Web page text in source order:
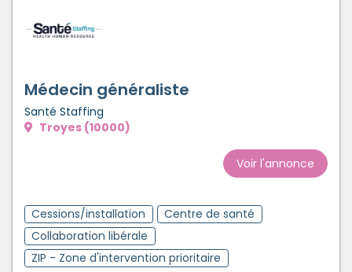
Médecin généraliste
Santé Staffing
Troyes (10000)
Voir l'annonce
Cessions/installation
Centre de santé
Collaboration libérale
ZIP - Zone d'intervention prioritaire